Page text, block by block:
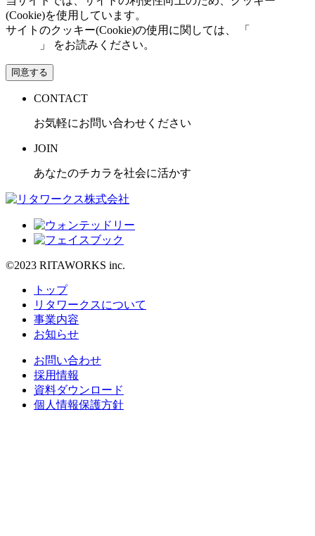
(Cookie)を使用しています。
サイトのクッキー(Cookie)の使用に関しては、 「
」 をお読みください。
同意する
CONTACT
お気軽にお問い合わせください
JOIN
あなたのチカラを社会に活かす
©2023 RITAWORKS inc.
トップ
リタワークスについて
事業内容
お知らせ
お問い合わせ
採用情報
資料ダウンロード
個人情報保護方針